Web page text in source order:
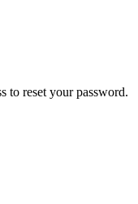
to reset your password.